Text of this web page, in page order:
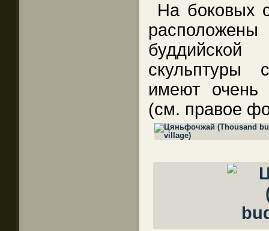
На боковых
скульптуры
имеют очень
(см. правое